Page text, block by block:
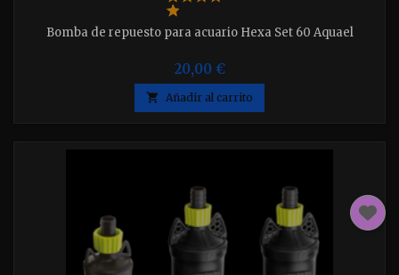
Bomba de repuesto para acuario Hexa Set 60 Aquael
20,00 €
 Añadir al carrito